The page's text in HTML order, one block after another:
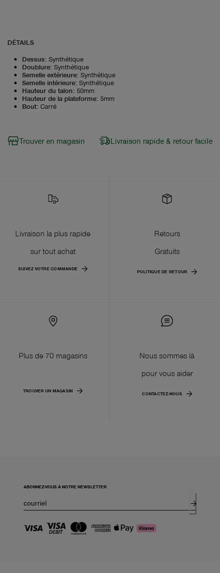
DÉTAILS
Dessus: Synthétique
Doublure: Synthétique
Semelle extérieure: Synthétique
Semelle intérieure: Synthétique
Hauteur du talon: 50mm
Hauteur de la plateforme: 5mm
Bout: Carré
Trouver en magasin Livraison rapide & retour facile
Livraison la plus rapide
sur tout achat
SUIVEZ VOTRE COMMANDE
Retours
Gratuits
POLITIQUE DE RETOUR
Plus de 70 magasins
TROUVER UN MAGASIN
Nous sommes là
pour vous aider
CONTACTEZ-NOUS
ABONNEZ-VOUS À NOTRE NEWSLETTER